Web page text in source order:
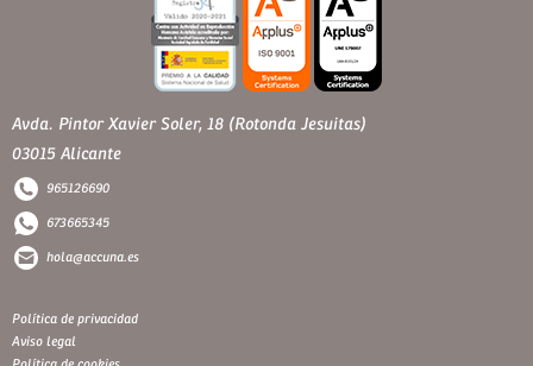
Avda. Pintor Xavier Soler, 18 (Rotonda Jesuitas)
03015 Alicante
965126690
673665345
hola@accuna.es
Política de privacidad
Aviso legal